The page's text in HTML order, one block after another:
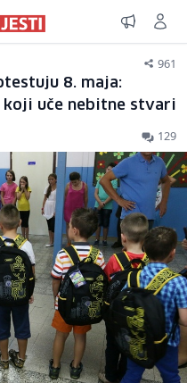
961
8. maja:
koji uče nebitne stvari
129